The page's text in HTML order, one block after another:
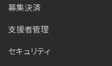
募集決済
支援者管理
セキュリティ